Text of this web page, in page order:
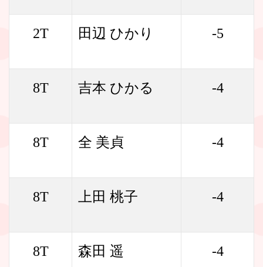
2T 田辺 ひかり -5
8T 吉本 ひかる -4
8T 全 美貞 -4
8T 上田 桃子 -4
8T 森田 遥 -4